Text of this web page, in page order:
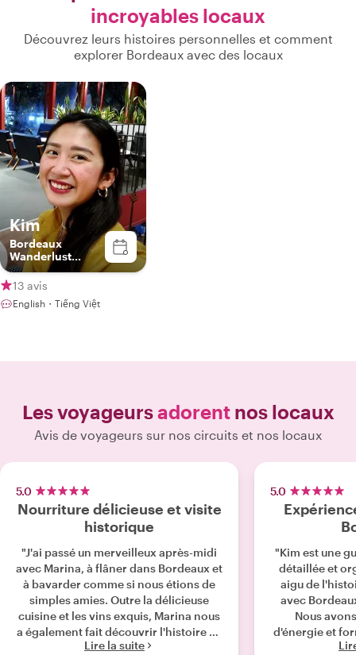
incroyables locaux
Découvrez leurs histoires personnelles et comment
explorer Bordeaux avec des locaux
Kim
Bordeaux
Wanderlust
Ambassador
13 avis
English・Tiếng Việt
Les voyageursadorentnos locaux
Avis de voyageurs sur nos circuits et nos locaux
5.0
Nourriture délicieuse et visite
historique
"J'ai passé un merveilleux après-midi
avec Marina, à flâner dans Bordeaux et
à bavarder comme si nous étions de
simples amies. Outre la délicieuse
cuisine et les vins exquis, Marina nous
a également fait découvrir l'histoire de
Bordeaux tout au long de la
Lire la suite
5.0
"Kim est une
détaillée et
aigu de
avec
Nous
d'énergie et
la ville,